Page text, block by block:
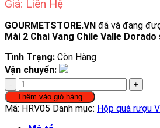
Giá: Liên Hệ
GOURMETSTORE.VN đã và đang
Mài 2 Chai Vang Chile Valle Dorado
Tình Trạng: Còn Hàng
Vận chuyển:
Hộp
Gỗ
Đôi
Thêm vào giỏ hàng
Mã: HRV05 Danh mục: Hộp quà rượu